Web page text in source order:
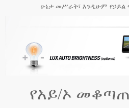
ሁኔታ መሥራት፣ እንዲሁም የኃይል
የአይ/ኦ